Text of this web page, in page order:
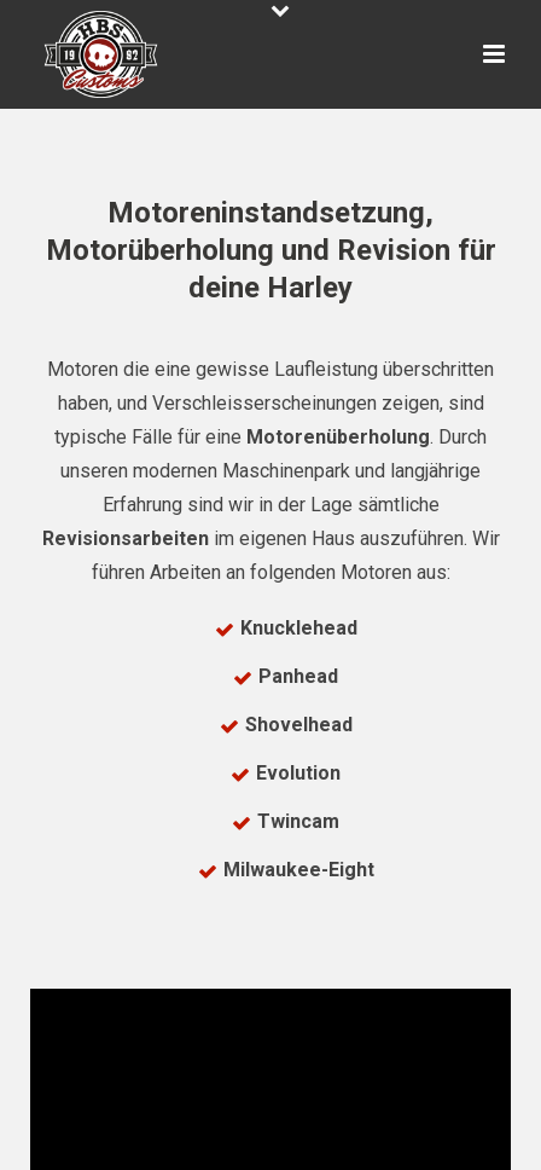
Motoreninstandsetzung,
Motorüberholung und Revision für
deine Harley
Motoren die eine gewisse Laufleistung überschritten
haben, und Verschleisserscheinungen zeigen, sind
typische Fälle für eine Motorenüberholung. Durch
unseren modernen Maschinenpark und langjährige
Erfahrung sind wir in der Lage sämtliche
Revisionsarbeitenim eigenen Haus auszuführen. Wir
führen Arbeiten an folgenden Motoren aus:
Knucklehead
Panhead
Shovelhead
Evolution
Twincam
Milwaukee-Eight